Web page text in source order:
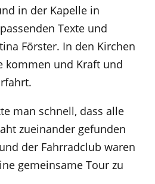
in der Kapelle in
Texte und
Förster. In den Kirchen
kommen und Kraft und
man schnell, dass alle
zueinander gefunden
der Fahrradclub waren
gemeinsame Tour zu